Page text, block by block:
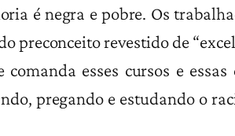
é negra e pobre. Os
preconceito revestido de
esses cursos e
pregando e estudando o